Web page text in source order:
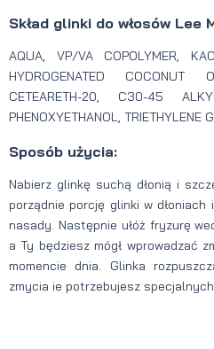
Skład glinki do włosów Lee
AQUA, VP/VA COPOLYMER,
HYDROGENATED COCONUT
CETEARETH-20, C30-45
PHENOXYETHANOL, TRIETHYLENE
Sposób użycia:
Nabierz glinkę suchą dłonią i
porządnie porcję glinki w dłoniach
nasady. Następnie ułóż fryzurę
a Ty będziesz mógł wprowadzać
momencie dnia. Glinka
zmycia ie potrzebujesz